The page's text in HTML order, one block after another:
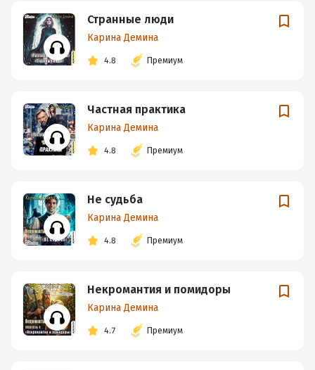
Странные люди
Карина Демина
4.8 Премиум
Частная практика
Карина Демина
4.8 Премиум
Не судьба
Карина Демина
4.8 Премиум
Некромантия и помидоры
Карина Демина
4.7 Премиум